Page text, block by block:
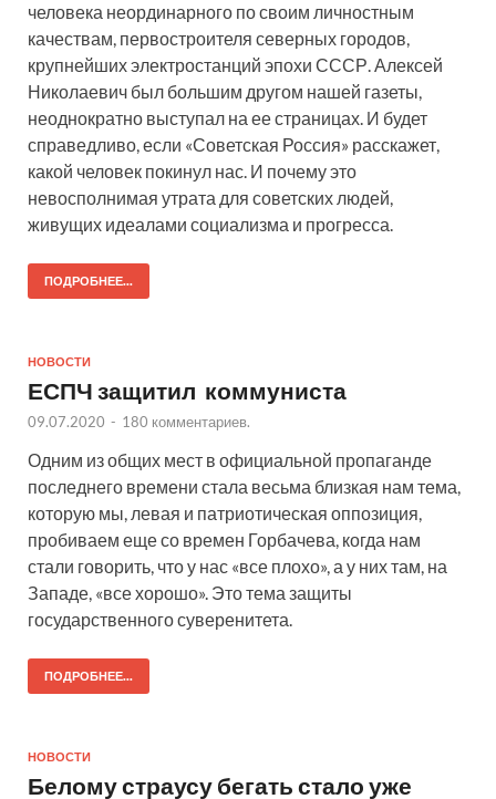
человека неординарного по своим личностным
качествам, первостроителя северных городов,
крупнейших электростанций эпохи СССР. Алексей
Николаевич был большим другом нашей газеты,
неоднократно выступал на ее страницах. И будет
справедливо, если «Советская Россия» расскажет,
какой человек покинул нас. И почему это
невосполнимая утрата для советских людей,
живущих идеалами социализма и прогресса.
ПОДРОБНЕЕ...
НОВОСТИ
ЕСПЧ защитил коммуниста
09.07.2020 - 180 комментариев.
Одним из общих мест в официальной пропаганде
последнего времени стала весьма близкая нам тема,
которую мы, левая и патриотическая оппозиция,
пробиваем еще со времен Горбачева, когда нам
стали говорить, что у нас «все плохо», а у них там, на
Западе, «все хорошо». Это тема защиты
государственного суверенитета.
ПОДРОБНЕЕ...
НОВОСТИ
Белому страусу бегать стало уже